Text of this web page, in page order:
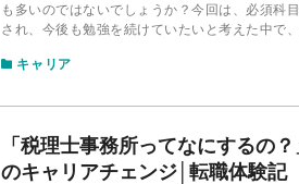
も多いのではないでしょうか？今回は、必須科
され、今後も勉強を続けていたいと考えた中で
キャリア
「税理士事務所ってなにするの
のキャリアチェンジ│転職体験記